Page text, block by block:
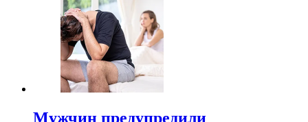
Мужчин предупредили